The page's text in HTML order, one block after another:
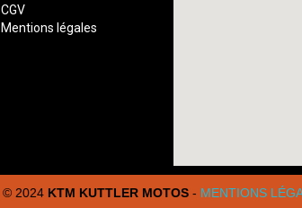
CGV
Mentions légales
© 2024 KTM KUTTLER MOTOS- MENTIONS